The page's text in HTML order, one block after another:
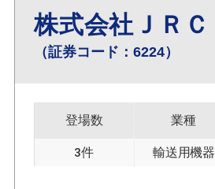
株式会社ＪＲＣ
（証券コード：6224）
登場数
3件
業種
輸送用機器